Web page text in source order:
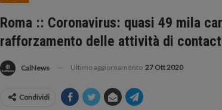
Roma :: Coronavirus: quasi 49 mila
rafforzamento delle attività di
CalNews Ultimo aggiornamento 27 Ott 2020
Condividi